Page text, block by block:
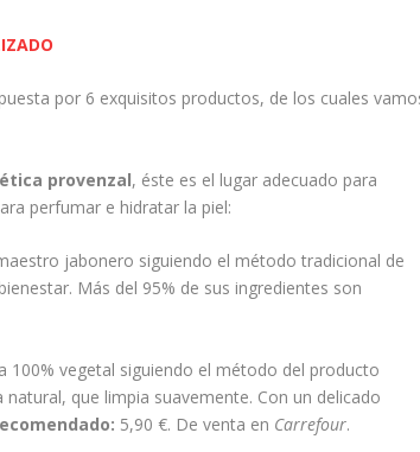
por 6 exquisitos productos, de los cuales
provenzal, éste es el lugar adecuado para
perfumar e hidratar la piel:
jabonero siguiendo el método tradicional de
Más del 95% de sus ingredientes son
100% vegetal siguiendo el método del producto
que limpia suavemente. Con un delicado
5,90 €. De venta en Carrefour.